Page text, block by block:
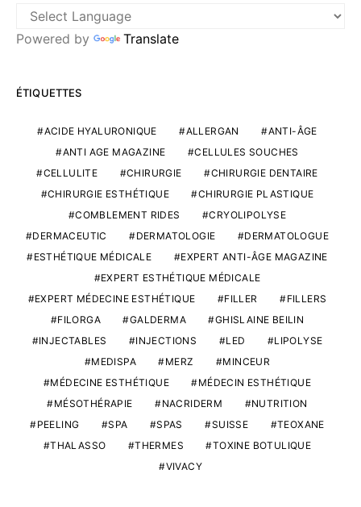
Powered by Translate
ÉTIQUETTES
ACIDE HYALURONIQUE ALLERGAN
ANTI-ÂGE
ANTI AGE MAGAZINE
CELLULES SOUCHES
CELLULITE
CHIRURGIE
CHIRURGIE DENTAIRE
CHIRURGIE ESTHÉTIQUE
CHIRURGIE PLASTIQUE
COMBLEMENT RIDES
CRYOLIPOLYSE
DERMACEUTIC
DERMATOLOGIE
DERMATOLOGUE
ESTHÉTIQUE MÉDICALE
EXPERT ANTI-ÂGE MAGAZINE
EXPERT ESTHÉTIQUE MÉDICALE
EXPERT MÉDECINE ESTHÉTIQUE
FILLER
FILLERS
FILORGA
GALDERMA
GHISLAINE BEILIN
INJECTABLES
INJECTIONS LED
LIPOLYSE
MEDISPA
MERZ
MINCEUR
MÉDECINE ESTHÉTIQUE
MÉDECIN ESTHÉTIQUE
MÉSOTHÉRAPIE
NACRIDERM
NUTRITION
PEELING
SPA SPAS SUISSE
TEOXANE
THALASSO
THERMES
TOXINE BOTULIQUE
VIVACY